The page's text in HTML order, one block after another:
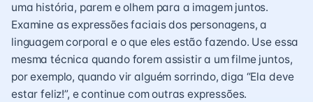
uma história, parem e olhem para a imagem juntos.
Examine as expressões faciais dos personagens, a
linguagem corporal e o que eles estão fazendo. Use essa
mesma técnica quando forem assistir a um filme juntos,
por exemplo, quando vir alguém sorrindo, diga “Ela deve
estar feliz!”, e continue com outras expressões.